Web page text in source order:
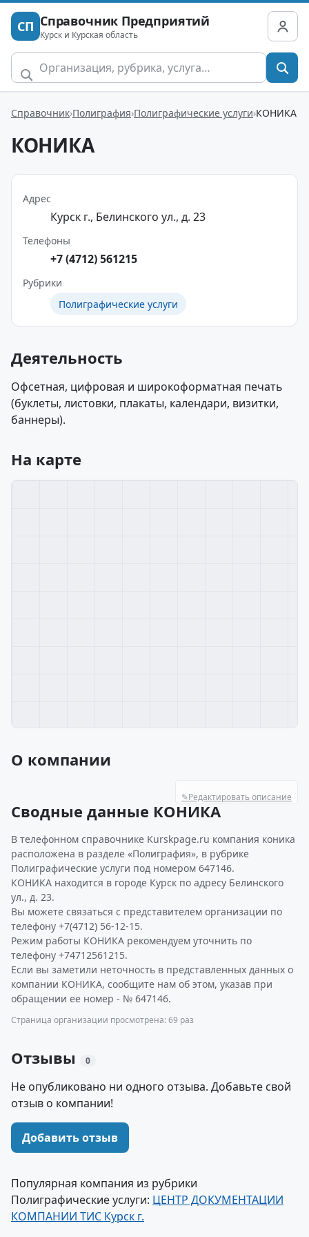
СП Справочник Предприятий
Курск и Курская область
Справочник Полиграфия Полиграфические услуги КОНИКА
КОНИКА
Адрес
Курск г., Белинского ул., д. 23
Телефоны
+7 (4712) 561215
Рубрики
Полиграфические услуги
Деятельность
Офсетная, цифровая и широкоформатная печать
(буклеты, листовки, плакаты, календари, визитки,
баннеры).
На карте
О компании
✎Редактировать описание
Сводные данные КОНИКА
В телефонном справочнике Kurskpage.ru компания коника
расположена в разделе «Полиграфия», в рубрике
Полиграфические услуги под номером 647146.
КОНИКА находится в городе Курск по адресу Белинского
ул., д. 23.
Вы можете связаться с представителем организации по
телефону +7(4712) 56-12-15.
Режим работы КОНИКА рекомендуем уточнить по
телефону +74712561215.
Если вы заметили неточность в представленных данных о
компании КОНИКА, сообщите нам об этом, указав при
обращении ее номер - № 647146.
Страница организации просмотрена: 69 раз
Отзывы 0
Не опубликовано ни одного отзыва. Добавьте свой
отзыв о компании!
Добавить отзыв
Популярная компания из рубрики
Полиграфические услуги: ЦЕНТР ДОКУМЕНТАЦИИ
КОМПАНИИ ТИС Курск г.